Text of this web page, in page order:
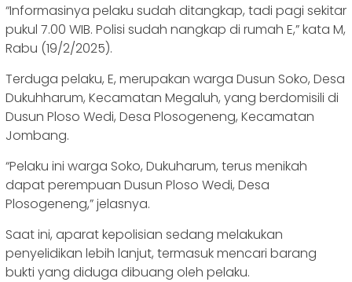
“Informasinya pelaku sudah ditangkap, tadi pagi sekitar
pukul 7.00 WIB. Polisi sudah nangkap di rumah E,” kata M,
Rabu (19/2/2025).
Terduga pelaku, E, merupakan warga Dusun Soko, Desa
Dukuhharum, Kecamatan Megaluh, yang berdomisili di
Dusun Ploso Wedi, Desa Plosogeneng, Kecamatan
Jombang.
“Pelaku ini warga Soko, Dukuharum, terus menikah
dapat perempuan Dusun Ploso Wedi, Desa
Plosogeneng,” jelasnya.
Saat ini, aparat kepolisian sedang melakukan
penyelidikan lebih lanjut, termasuk mencari barang
bukti yang diduga dibuang oleh pelaku.